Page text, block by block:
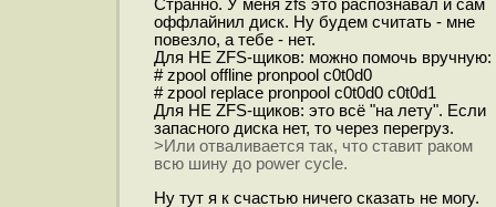
Странно. У меня zfs это распознавал и сам
оффлайнил диск. Ну будем считать - мне
повезло, а тебе - нет.
Для НЕ ZFS-щиков: можно помочь вручную:
# zpool offline pronpool c0t0d0
# zpool replace pronpool c0t0d0 c0t0d1
Для НЕ ZFS-щиков: это всё "на лету". Если
запасного диска нет, то через перегруз.
>Или отваливается так, что ставит раком
всю шину до power cycle.
Ну тут я к счастью ничего сказать не могу.